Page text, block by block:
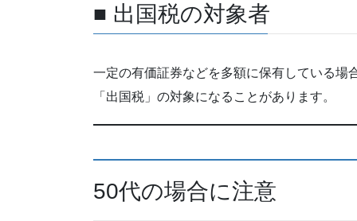
■ 出国税の対象者
一定の有価証券などを多額に保有している場
「出国税」の対象になることがあります。
50代の場合に注意